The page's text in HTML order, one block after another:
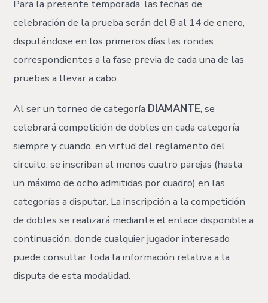
Para la presente temporada, las fechas de
celebración de la prueba serán del 8 al 14 de enero,
disputándose en los primeros días las rondas
correspondientes a la fase previa de cada una de las
pruebas a llevar a cabo.
Al ser un torneo de categoría DIAMANTE, se
celebrará competición de dobles en cada categoría
siempre y cuando, en virtud del reglamento del
circuito, se inscriban al menos cuatro parejas (hasta
un máximo de ocho admitidas por cuadro) en las
categorías a disputar. La inscripción a la competición
de dobles se realizará mediante el enlace disponible a
continuación, donde cualquier jugador interesado
puede consultar toda la información relativa a la
disputa de esta modalidad.